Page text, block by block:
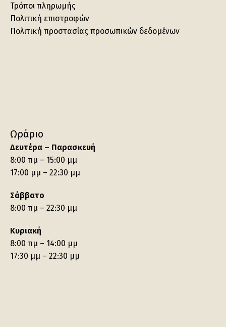
Τρόποι πληρωμής
Πολιτική επιστροφών
Πολιτική προστασίας προσωπικών δεδομένων
Ωράριο
Δευτέρα – Παρασκευή
8:00 πμ – 15:00 μμ
17:00 μμ – 22:30 μμ
Σάββατο
8:00 πμ – 22:30 μμ
Κυριακή
8:00 πμ – 14:00 μμ
17:30 μμ – 22:30 μμ